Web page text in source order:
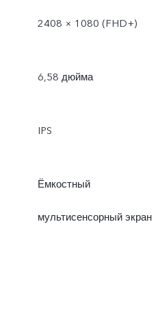
2408 × 1080 (FHD+)
6,58 дюйма
IPS
Ёмкостный
мультисенсорный экран